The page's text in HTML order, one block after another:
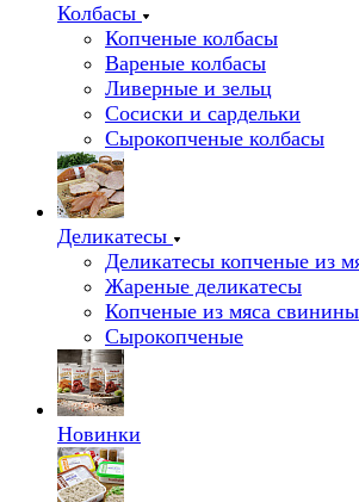
Колбасы
Копченые колбасы
Вареные колбасы
Ливерные и зельц
Сосиски и сардельки
Сырокопченые колбасы
Деликатесы
Деликатесы копченые из
Жареные деликатесы
Копченые из мяса
Сырокопченые
Новинки